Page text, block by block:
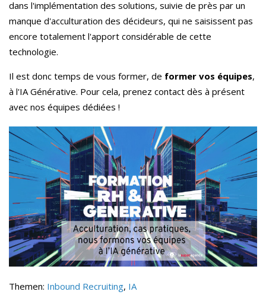
dans l'implémentation des solutions, suivie de près par un
manque d'acculturation des décideurs, qui ne saisissent pas
encore totalement l'apport considérable de cette
technologie.
Il est donc temps de vous former, de former vos équipes,
à l'IA Générative. Pour cela, prenez contact dès à présent
avec nos équipes dédiées !
Themen: Inbound Recruiting, IA